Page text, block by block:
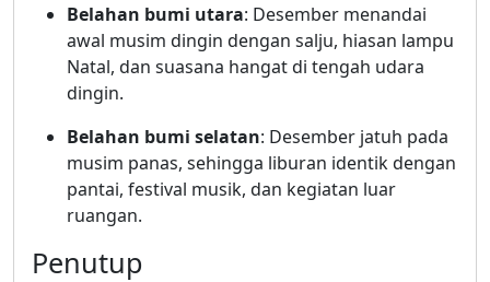
Belahan bumi utara: Desember menandai
awal musim dingin dengan salju, hiasan lampu
Natal, dan suasana hangat di tengah udara
dingin.
Belahan bumi selatan: Desember jatuh pada
musim panas, sehingga liburan identik dengan
pantai, festival musik, dan kegiatan luar
ruangan.
Penutup